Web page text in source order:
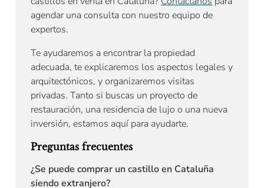
agendar una consulta con nuestro equipo de
expertos.
Te ayudaremos a encontrar la propiedad
adecuada, te explicaremos los aspectos legales y
arquitectónicos, y organizaremos visitas
privadas. Tanto si buscas un proyecto de
restauración, una residencia de lujo o una nueva
inversión, estamos aquí para ayudarte.
Preguntas frecuentes
¿Se puede comprar un castillo en Cataluña
siendo extranjero?